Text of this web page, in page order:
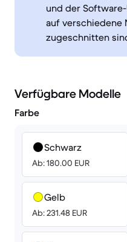
und der
auf verschiedene
zugeschnitten
Verfügbare Modelle
Farbe
Schwarz
Ab: 180.00 EUR
Gelb
Ab: 231.48 EUR